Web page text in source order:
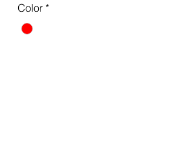
Color *